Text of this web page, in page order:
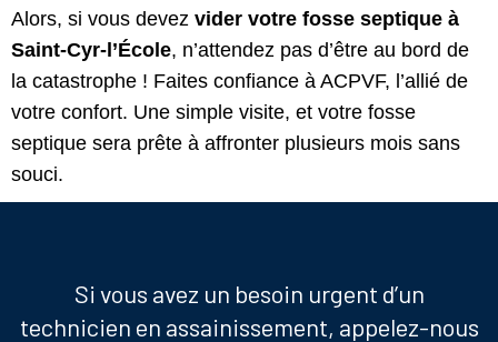
Alors, si vous devez vider votre fosse septique à
Saint-Cyr-l’École, n’attendez pas d’être au bord de
la catastrophe ! Faites confiance à ACPVF, l’allié de
votre confort. Une simple visite, et votre fosse
septique sera prête à affronter plusieurs mois sans
souci.
Si vous avez un besoin urgent d’un
technicien en assainissement, appelez-nous